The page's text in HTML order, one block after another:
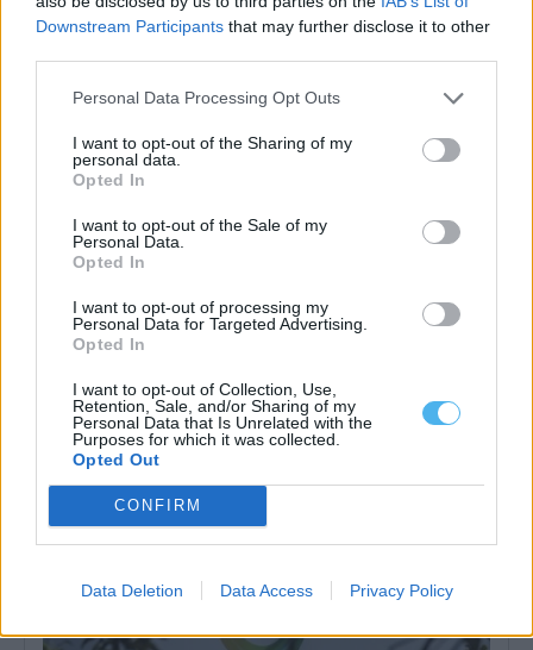
Downstream Participants that may further disclose it to other
Personal Data Processing Opt Outs
I want to opt-out of the Sharing of my
personal data.
Opted In
I want to opt-out of the Sale of my
Personal Data.
Opted In
I want to opt-out of processing my
Personal Data for Targeted Advertising.
Opted In
I want to opt-out of Collection, Use,
Retention, Sale, and/or Sharing of my
Personal Data that Is Unrelated with the
Purposes for which it was collected.
Opted Out
CONFIRM
Data Deletion Data Access Privacy Policy
A Associação de Municípios do Alentejo Central (AMCAL) registou,
no primeiro semestre de 2026,...
Recolha seletiva de embalagens cresce apenas 0,9% e deixa
Portugal longe das metas da reciclagem
O ritmo de crescimento da recolha seletiva de embalagens em
Portugal abrandou significativamente no...
15 Julho, 2026 - 10:32